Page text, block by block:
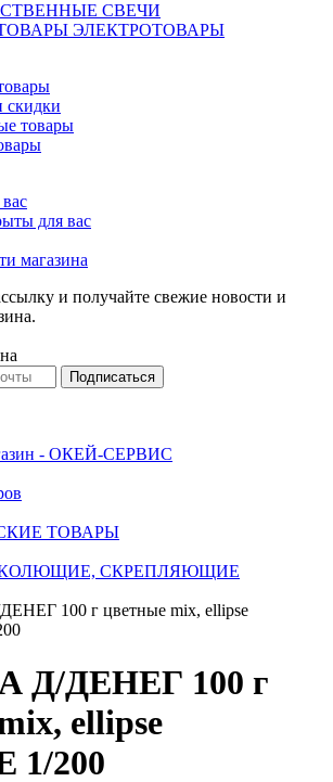
СВЕЧИ
ЭЛЕКТРОТОВАРЫ
скидки
товары
для вас
магазина
и получайте свежие новости и
- ОКЕЙ-СЕРВИС
ТОВАРЫ
СКРЕПЛЯЮЩИЕ
100 г цветные mix, ellipse
Д/ДЕНЕГ 100 г
ellipse
1/200